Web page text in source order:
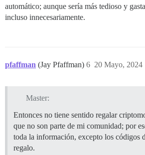
automático; aunque sería más tedioso y
incluso innecesariamente.
pfaffman (Jay Pfaffman) 20 Mayo, 2024
6
Master:
Entonces no tiene sentido regalar
que no son parte de mi comunidad; por
toda la información, excepto los códigos
regalo.